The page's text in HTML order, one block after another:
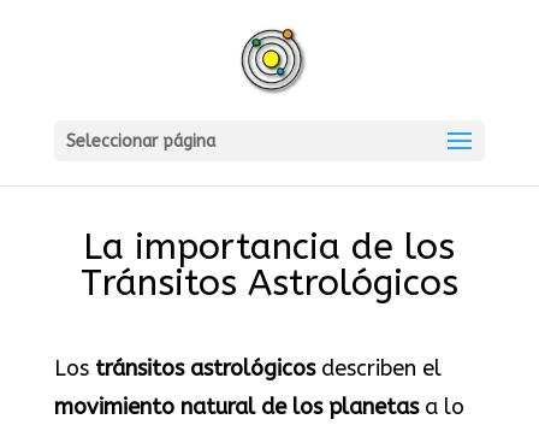
Seleccionar página
La importancia de los
Tránsitos Astrológicos
Los tránsitos astrológicosdescriben el
movimiento natural de los planetasa lo